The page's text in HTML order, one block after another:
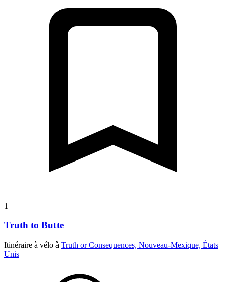
1
Truth to Butte
Itinéraire à vélo à Truth or Consequences, Nouveau-Mexique, États
Unis